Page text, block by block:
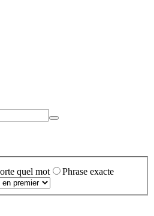
quel mot
Phrase exacte